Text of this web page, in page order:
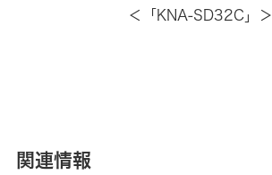
＜「KNA-SD32C」＞
関連情報